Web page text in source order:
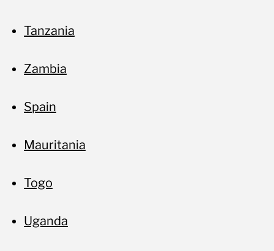
Tanzania
Zambia
Spain
Mauritania
Togo
Uganda